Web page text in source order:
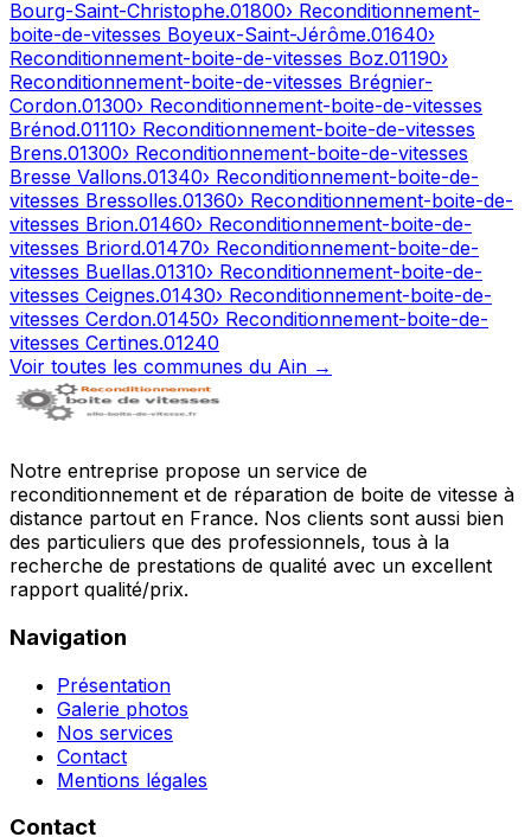
Bourg-Saint-Christophe.01800› Reconditionnement-
boite-de-vitesses Boyeux-Saint-Jérôme.01640›
Reconditionnement-boite-de-vitesses Boz.01190›
Reconditionnement-boite-de-vitesses Brégnier-
Cordon.01300› Reconditionnement-boite-de-vitesses
Brénod.01110› Reconditionnement-boite-de-vitesses
Brens.01300› Reconditionnement-boite-de-vitesses
Bresse Vallons.01340› Reconditionnement-boite-de-
vitesses Bressolles.01360› Reconditionnement-boite-de-
vitesses Brion.01460› Reconditionnement-boite-de-
vitesses Briord.01470› Reconditionnement-boite-de-
vitesses Buellas.01310› Reconditionnement-boite-de-
vitesses Ceignes.01430› Reconditionnement-boite-de-
vitesses Cerdon.01450› Reconditionnement-boite-de-
vitesses Certines.01240
Voir toutes les communes du Ain →
Notre entreprise propose un service de
reconditionnement et de réparation de boite de vitesse à
distance partout en France. Nos clients sont aussi bien
des particuliers que des professionnels, tous à la
recherche de prestations de qualité avec un excellent
rapport qualité/prix.
Navigation
Présentation
Galerie photos
Nos services
Contact
Mentions légales
Contact